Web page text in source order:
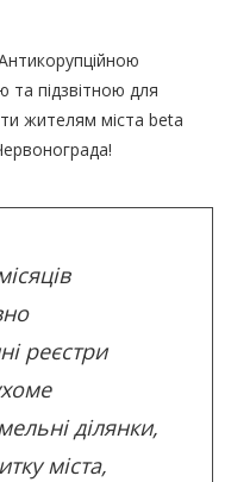
та підзвітною для
жителям міста beta
реєстри
ділянки,
міста,